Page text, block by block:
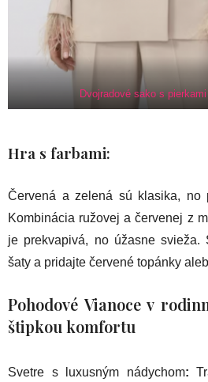
Dvojradové sako s
Hra s farbami:
Červená a zelená sú klasika, no
Kombinácia ružovej a červenej z
je prekvapivá, no úžasne svieža.
šaty a pridajte červené topánky
Pohodové Vianoce v
štipkou komfortu
Svetre s luxusným nádychom: